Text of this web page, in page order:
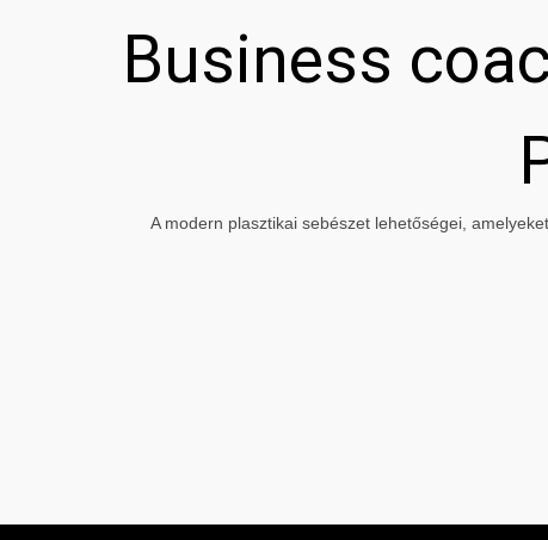
Business
A modern plasztikai sebészet lehetőségei,